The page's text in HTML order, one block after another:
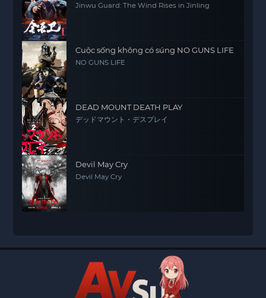
Jinwu Guard: The Wind Rises in Jinling
Cuộc sống không có súng NO GUNS LIFE
NO GUNS LIFE
DEAD MOUNT DEATH PLAY
デッドマウント・デスプレイ
Devil May Cry
Devil May Cry